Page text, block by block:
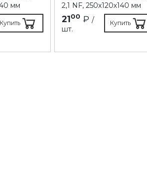
мм
Купить
2,1 NF, 250х120х140 мм
2100 ₽ /
шт.
Купить